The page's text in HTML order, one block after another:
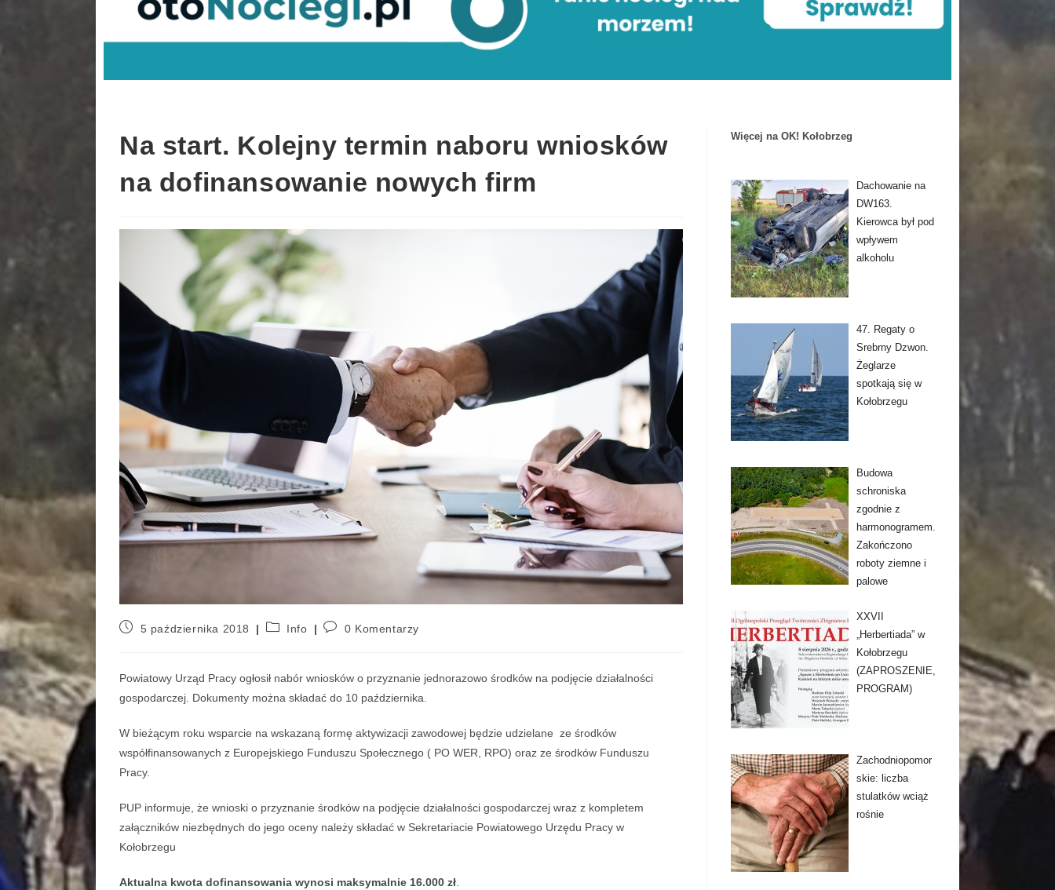
Na start. Kolejny termin naboru wniosków
na dofinansowanie nowych firm
5 października 2018 Info 0 Komentarzy
Powiatowy Urząd Pracy ogłosił nabór wniosków o przyznanie jednorazowo środków na podjęcie działalności
gospodarczej. Dokumenty można składać do 10 października.
W bieżącym roku wsparcie na wskazaną formę aktywizacji zawodowej będzie udzielane ze środków
współfinansowanych z Europejskiego Funduszu Społecznego ( PO WER, RPO) oraz ze środków Funduszu
Pracy.
PUP informuje, że wnioski o przyznanie środków na podjęcie działalności gospodarczej wraz z kompletem
załączników niezbędnych do jego oceny należy składać w Sekretariacie Powiatowego Urzędu Pracy w
Kołobrzegu
Aktualna kwota dofinansowania wynosi maksymalnie 16.000 zł.
Więcej na OK! Kołobrzeg
Dachowanie na
DW163.
Kierowca był pod
wpływem
alkoholu
47. Regaty o
Srebrny Dzwon.
Żeglarze
spotkają się w
Kołobrzegu
Budowa
schroniska
zgodnie z
harmonogramem.
Zakończono
roboty ziemne i
palowe
XXVII
„Herbertiada” w
Kołobrzegu
(ZAPROSZENIE,
PROGRAM)
Zachodniopomor
skie: liczba
stulatków wciąż
rośnie